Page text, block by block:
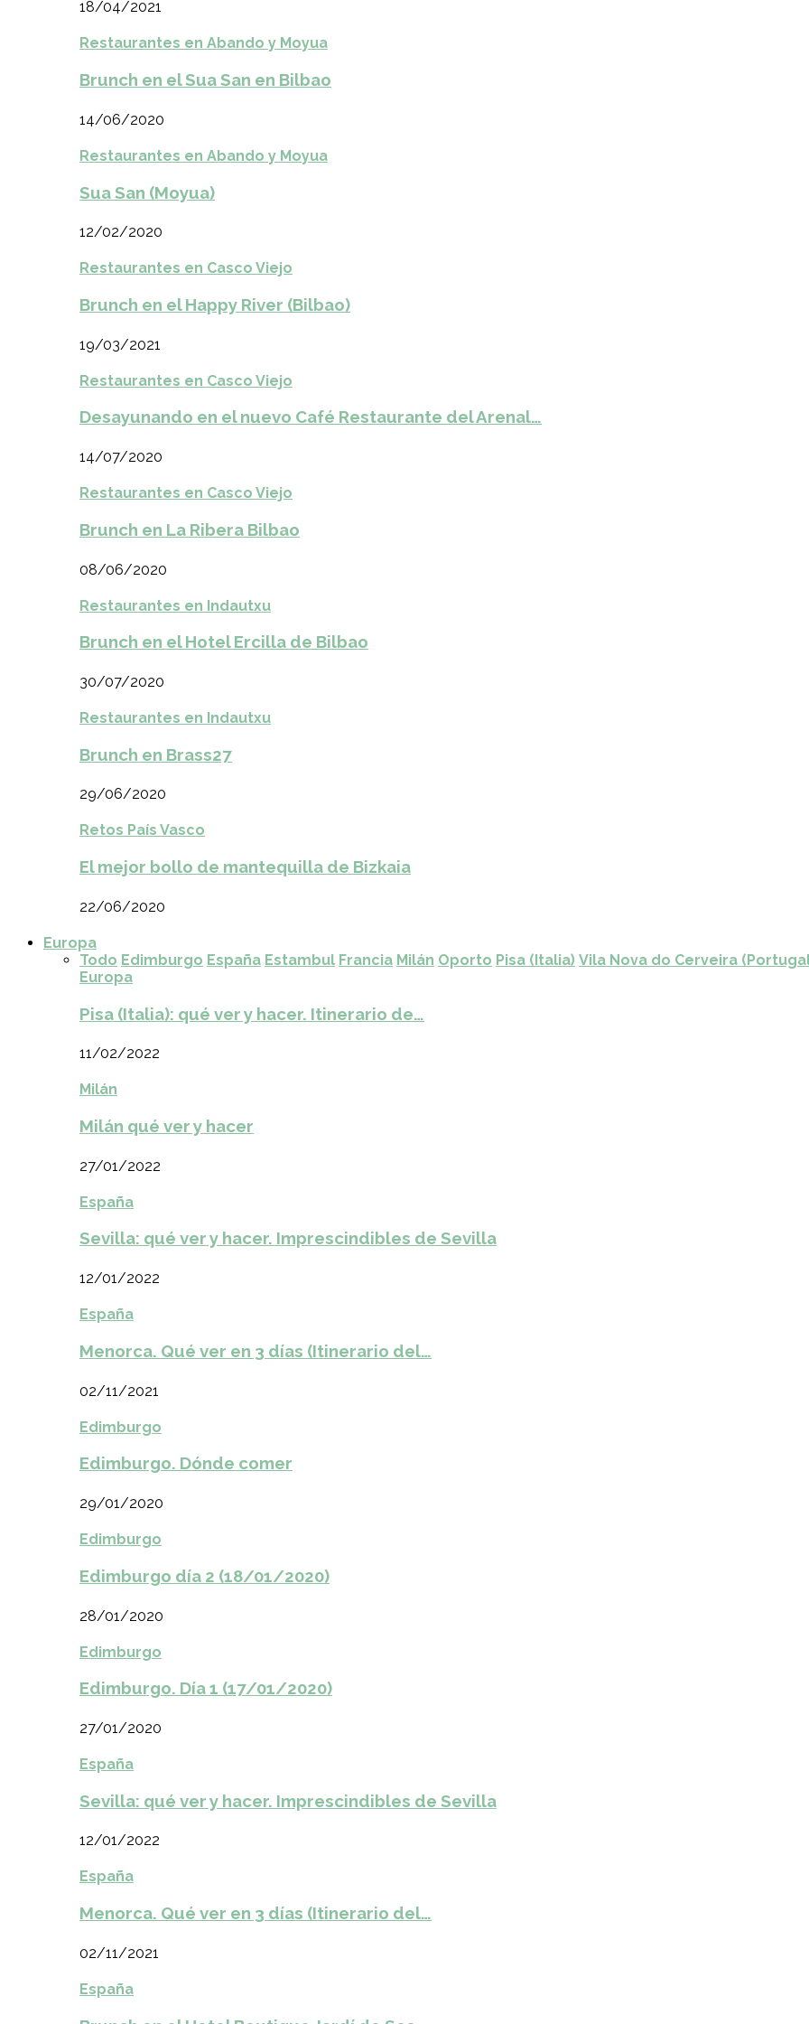
18/04/2021
Restaurantes en Abando y Moyua
Brunch en el Sua San en Bilbao
14/06/2020
Restaurantes en Abando y Moyua
Sua San (Moyua)
12/02/2020
Restaurantes en Casco Viejo
Brunch en el Happy River (Bilbao)
19/03/2021
Restaurantes en Casco Viejo
Desayunando en el nuevo Café Restaurante del Arenal…
14/07/2020
Restaurantes en Casco Viejo
Brunch en La Ribera Bilbao
08/06/2020
Restaurantes en Indautxu
Brunch en el Hotel Ercilla de Bilbao
30/07/2020
Restaurantes en Indautxu
Brunch en Brass27
29/06/2020
Retos País Vasco
El mejor bollo de mantequilla de Bizkaia
22/06/2020
Europa
Todo Edimburgo España Estambul Francia Milán Oporto Pisa (Italia) Vila Nova do Cerveira
Europa
Pisa (Italia): qué ver y hacer. Itinerario de…
11/02/2022
Milán
Milán qué ver y hacer
27/01/2022
España
Sevilla: qué ver y hacer. Imprescindibles de Sevilla
12/01/2022
España
Menorca. Qué ver en 3 días (Itinerario del…
02/11/2021
Edimburgo
Edimburgo. Dónde comer
29/01/2020
Edimburgo
Edimburgo día 2 (18/01/2020)
28/01/2020
Edimburgo
Edimburgo. Día 1 (17/01/2020)
27/01/2020
España
Sevilla: qué ver y hacer. Imprescindibles de Sevilla
12/01/2022
España
Menorca. Qué ver en 3 días (Itinerario del…
02/11/2021
España